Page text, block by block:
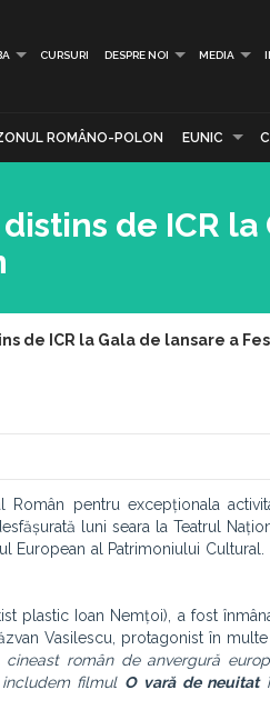
CURSURI DESPRE NOI MEDIA
ROMÂNO-POLON EUNIC
de ICR la
de ICR la Gala de lansare a
pentru excepționala
luni seara la Teatrul
European al Patrimoniului
plastic Ioan Nemțoi), a fost
Vasilescu, protagonist în
român de anvergură
filmul O vară de neuitat